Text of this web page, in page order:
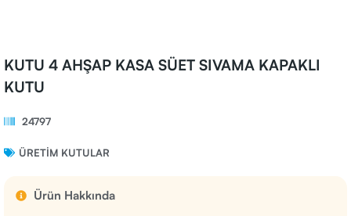
KUTU 4 AHŞAP KASA SÜET SIVAMA KAPAKLI
KUTU
24797
ÜRETIM KUTULAR
Ürün Hakkında